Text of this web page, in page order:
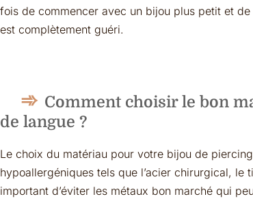
fois de commencer avec un bijou plus petit et
est complètement guéri.
Comment choisir le bon
de langue ?
Le choix du matériau pour votre bijou de
hypoallergéniques tels que l’acier chirurgical, le
important d’éviter les métaux bon marché qui